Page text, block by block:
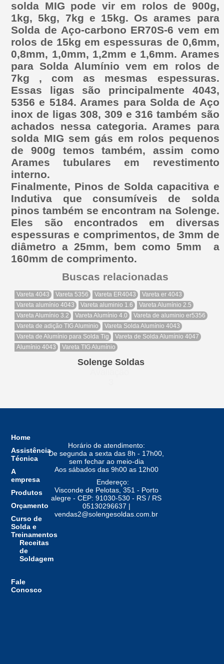
solda MIG pode vir em rolos de 900g,
1kg, 5kg, 7kg e 15kg. Os arames para
Solda de Aço-carbono ER70S-6 vem em
rolos de 15kg em espessuras de 0,6mm,
0,8mm, 1,0mm, 1,2mm e 1,6mm. Arames
para Solda Alumínio vem em rolos de
7kg , com as mesmas espessuras.
Essas ligas são principalmente 4043,
5356 e 5184. Arames para Solda de Aço
inox de ligas 308, 309 e 316 também são
achados nessa categoria. Arames para
solda MIG sem gás em rolos pequenos
de 900g temos também, assim como
Arames tubulares em revestimento
interno.
Finalmente, Pinos de Solda capacitiva e
Indutiva que consumíveis de solda
pinos também se encontram na Solenge.
Eles são encontrados em diversas
espessuras e comprimentos, de 3mm de
diâmetro a 25mm, bem como 5mm a
160mm de comprimento.
Buscas relacionadas
Vareta 4043 Vareta 5356 Vareta ER4043
Vareta er 4043
Vareta alumínio 4043
Vareta aluminio 1.6
Vareta Alumínio 2.5
Vareta Alumínio 3.2
Vareta Alumínio 4.0
Vareta de aluminio er5356
Vareta de adição TIG Aluminio
Vareta Solda Alumínio 4043
Vareta de Alumínio para Solda Tig
Vareta de Solda Alumínio 4047
Alumínio 4043
Vareta TIG Alumínio
Solenge Soldas
Home
Assistência
Técnica
A
empresa
Produtos
Orçamento
Curso de
Solda e
Treinamentos
Receitas
de
Soldagem
Fale
Conosco
Horário de atendimento:
De segunda a sexta das 8h - 17h00,
sem fechar ao meio-dia
Aos sábados das 9h00 as 12h00
Endereço:
Visconde de Pelotas, 351 - Porto
alegre - CEP: 91030-530 - RS / RS
05130296637 |
vendas2@solengesoldas.com.br